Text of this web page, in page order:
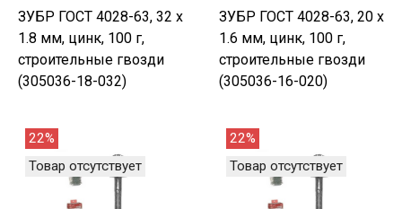
ЗУБР ГОСТ 4028-63, 32 x
1.8 мм, цинк, 100 г,
строительные гвозди
(305036-18-032)
ЗУБР ГОСТ 4028-63, 20 x
1.6 мм, цинк, 100 г,
строительные гвозди
(305036-16-020)
22%
Товар отсутствует
22%
Товар отсутствует